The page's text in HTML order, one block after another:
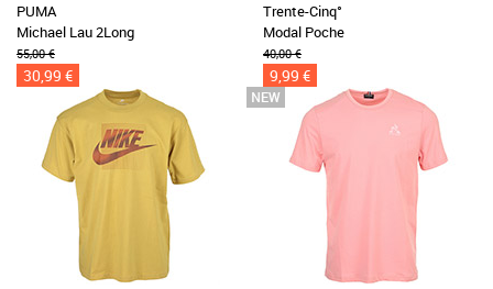
PUMA
Michael Lau 2Long
55,00 €
30,99 €
Trente-Cinq°
Modal Poche
40,00 €
9,99 €